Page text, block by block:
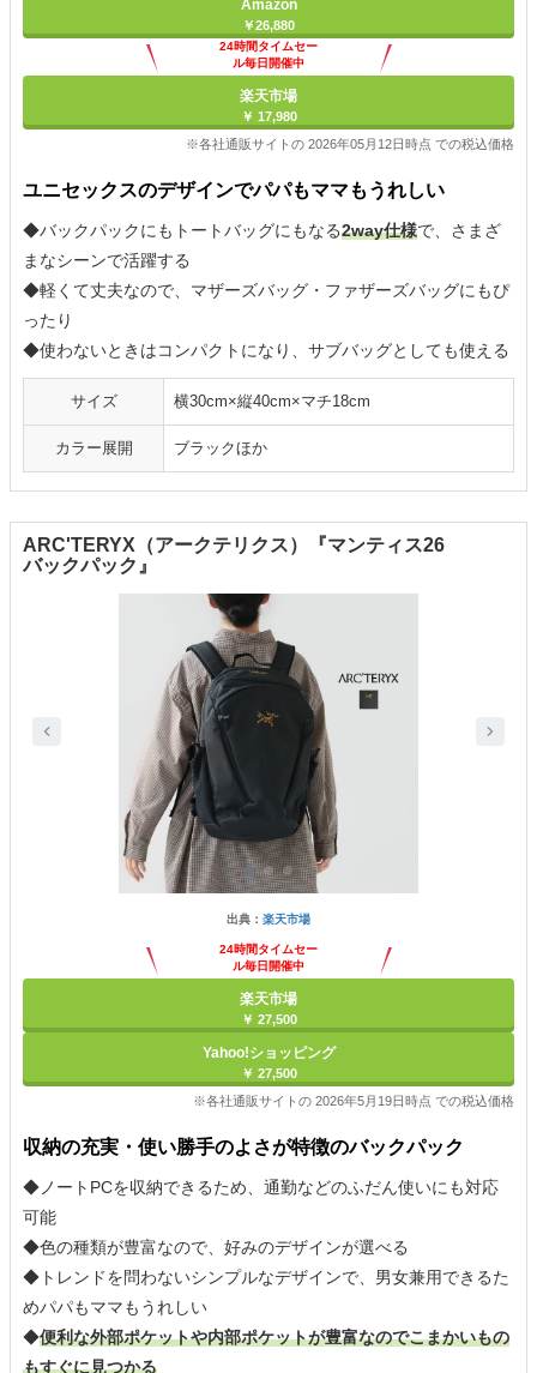
Amazon
￥26,880
24時間タイムセー
ル毎日開催中
楽天市場
￥ 17,980
※各社通販サイトの 2026年05月12日時点 での税込価格
ユニセックスのデザインでパパもママもうれしい
◆バックパックにもトートバッグにもなる2way仕様で、さまざ
まなシーンで活躍する
◆軽くて丈夫なので、マザーズバッグ・ファザーズバッグにもぴ
ったり
◆使わないときはコンパクトになり、サブバッグとしても使える
サイズ 横30cm×縦40cm×マチ18cm
カラー展開 ブラックほか
ARC'TERYX（アークテリクス）『マンティス26
バックパック』
出典： 楽天市場
24時間タイムセー
ル毎日開催中
楽天市場
￥ 27,500
Yahoo!ショッピング
￥ 27,500
※各社通販サイトの 2026年5月19日時点 での税込価格
収納の充実・使い勝手のよさが特徴のバックパック
◆ノートPCを収納できるため、通勤などのふだん使いにも対応
可能
◆色の種類が豊富なので、好みのデザインが選べる
◆トレンドを問わないシンプルなデザインで、男女兼用できるた
めパパもママもうれしい
◆便利な外部ポケットや内部ポケットが豊富なのでこまかいもの
もすぐに見つかる